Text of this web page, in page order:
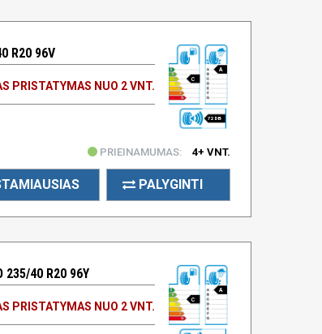
R20 96V
PRISTATYMAS NUO 2 VNT.
C
A
72 DB
PRIEINAMUMAS: 4+ VNT.
PALYGINTI
235/40 R20 96Y
PRISTATYMAS NUO 2 VNT.
C
A